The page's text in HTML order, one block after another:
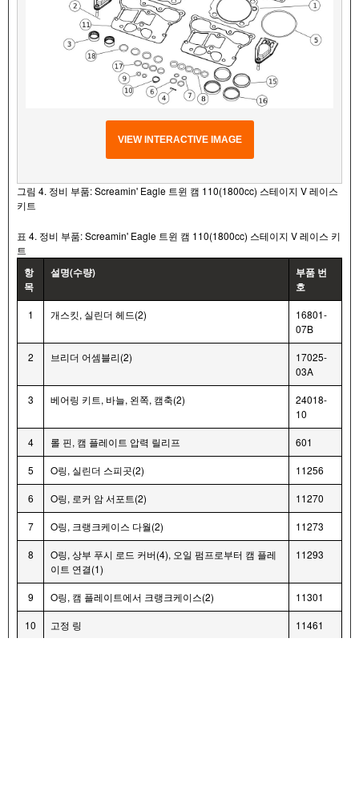
VIEW INTERACTIVE IMAGE
그림 4. 정비 부품: Screamin' Eagle 트윈 캠 110(1800cc) 스테이지 V 레이스
키트
표 4. 정비 부품: Screamin' Eagle 트윈 캠 110(1800cc) 스테이지 V 레이스 키
트
항
목
설명(수량)
부품 번
호
1 개스킷, 실린더 헤드(2)
16801-
07B
2 브리더 어셈블리(2)
17025-
03A
3 베어링 키트, 바늘, 왼쪽, 캠축(2)
24018-
10
4 롤 핀, 캠 플레이트 압력 릴리프 601
5 O링, 실린더 스피곳(2) 11256
6 O링, 로커 암 서포트(2) 11270
7 O링, 크랭크케이스 다월(2) 11273
8
O링, 상부 푸시 로드 커버(4), 오일 펌프로부터 캠 플레
이트 연결(1)
11293
9 O링, 캠 플레이트에서 크랭크케이스(2) 11301
10 고정 링 11461